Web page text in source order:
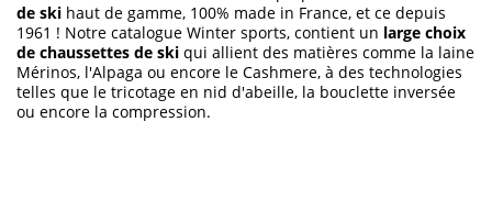
de ski haut de gamme, 100% made in France, et ce depuis
1961 ! Notre catalogue Winter sports, contient un large choix
de chaussettes de ski qui allient des matières comme la laine
Mérinos, l'Alpaga ou encore le Cashmere, à des technologies
telles que le tricotage en nid d'abeille, la bouclette inversée
ou encore la compression.